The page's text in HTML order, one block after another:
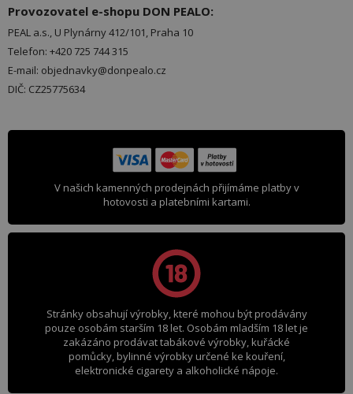
Provozovatel e-shopu DON PEALO:
PEAL a.s., U Plynárny 412/101, Praha 10
Telefon: +420 725 744 315
E-mail: objednavky@donpealo.cz
DIČ: CZ25775634
V našich kamenných prodejnách přijímáme platby v
hotovosti a platebními kartami.
Stránky obsahují výrobky, které mohou být prodávány
pouze osobám starším 18 let. Osobám mladším 18 let je
zakázáno prodávat tabákové výrobky, kuřácké
pomůcky, bylinné výrobky určené ke kouření,
elektronické cigarety a alkoholické nápoje.